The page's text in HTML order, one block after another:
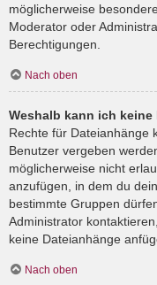
möglicherweise
Moderator oder
Berechtigungen.
Nach oben
Weshalb kann ich
Rechte für Dateianhänge
Benutzer vergeben
möglicherweise nicht
anzufügen, in dem du
bestimmte Gruppen
Administrator
keine Dateianhänge
Nach oben